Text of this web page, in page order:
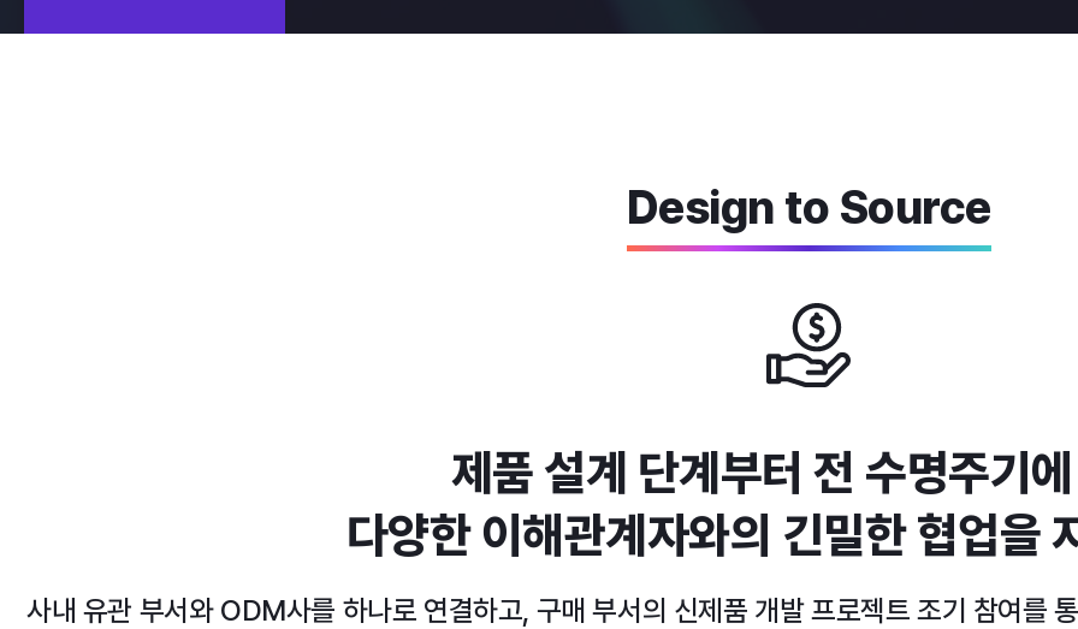
Design to Source
제품 설계 단계부터 전 수명주기
다양한 이해관계자와의 긴밀한 협업을
사내 유관 부서와 ODM사를 하나로 연결하고, 구매 부서의 신제품 개발 프로젝트 조기 참여를